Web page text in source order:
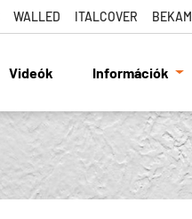
WALLED ITALCOVER
Videók Információk